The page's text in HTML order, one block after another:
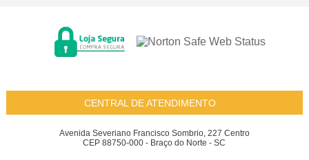
CENTRAL DE ATENDIMENTO
Avenida Severiano Francisco Sombrio, 227 Centro
CEP 88750-000 - Braço do Norte - SC